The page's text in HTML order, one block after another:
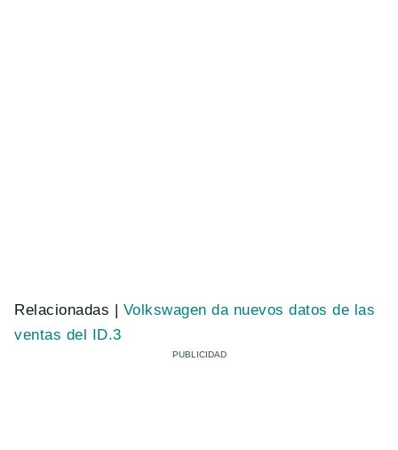
Relacionadas | Volkswagen da nuevos datos de las
ventas del ID.3